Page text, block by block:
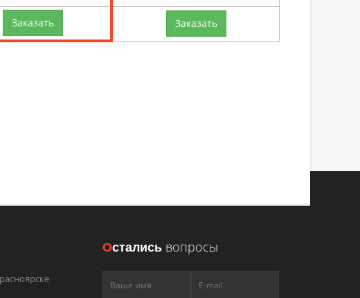
Заказать Заказать
Остались вопросы